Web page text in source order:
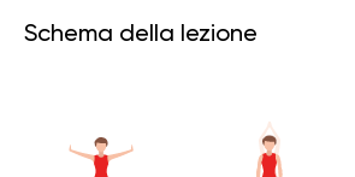
Schema della lezione